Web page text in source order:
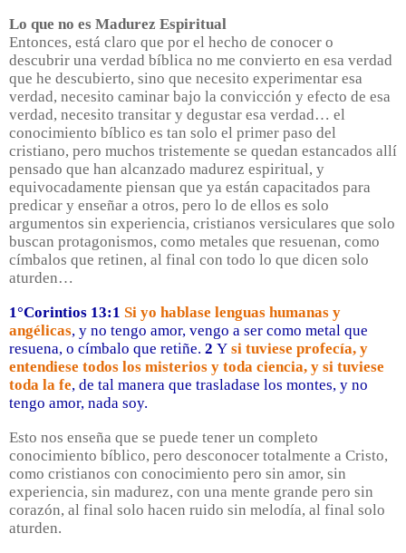
Lo que no es Madurez Espiritual
Entonces, está claro que por el hecho de conocer o
descubrir una verdad bíblica no me convierto en esa verdad
que he descubierto, sino que necesito experimentar esa
verdad, necesito caminar bajo la convicción y efecto de esa
verdad, necesito transitar y degustar esa verdad… el
conocimiento bíblico es tan solo el primer paso del
cristiano, pero muchos tristemente se quedan estancados allí
pensado que han alcanzado madurez espiritual, y
equivocadamente piensan que ya están capacitados para
predicar y enseñar a otros, pero lo de ellos es solo
argumentos sin experiencia, cristianos versiculares que solo
buscan protagonismos, como metales que resuenan, como
címbalos que retinen, al final con todo lo que dicen solo
aturden…
1°Corintios 13:1 Si yo hablase lenguas humanas y
angélicas, y no tengo amor, vengo a ser como metal que
resuena, o címbalo que retiñe. 2 Y si tuviese profecía, y
entendiese todos los misterios y toda ciencia, y si tuviese
toda la fe, de tal manera que trasladase los montes, y no
tengo amor, nada soy.
Esto nos enseña que se puede tener un completo
conocimiento bíblico, pero desconocer totalmente a Cristo,
como cristianos con conocimiento pero sin amor, sin
experiencia, sin madurez, con una mente grande pero sin
corazón, al final solo hacen ruido sin melodía, al final solo
aturden.